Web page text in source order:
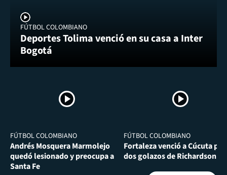
FÚTBOL COLOMBIANO
Deportes Tolima venció en su casa a Inter
Bogotá
FÚTBOL COLOMBIANO
Andrés Mosquera Marmolejo
quedó lesionado y preocupa a
Santa Fe
FÚTBOL COLOMBIANO
Fortaleza venció a Cúcuta por
dos golazos de Richardson